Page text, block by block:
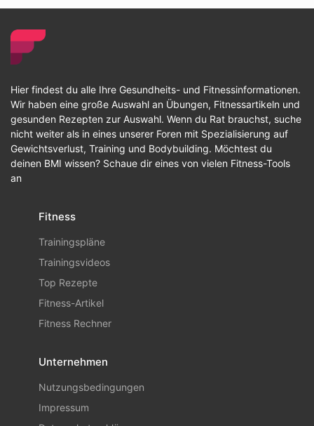
Hier findest du alle Ihre Gesundheits- und Fitnessinformationen.
Wir haben eine große Auswahl an Übungen, Fitnessartikeln und
gesunden Rezepten zur Auswahl. Wenn du Rat brauchst, suche
nicht weiter als in eines unserer Foren mit Spezialisierung auf
Gewichtsverlust, Training und Bodybuilding. Möchtest du
deinen BMI wissen? Schaue dir eines von vielen Fitness-Tools
an
Fitness
Trainingspläne
Trainingsvideos
Top Rezepte
Fitness-Artikel
Fitness Rechner
Unternehmen
Nutzungsbedingungen
Impressum